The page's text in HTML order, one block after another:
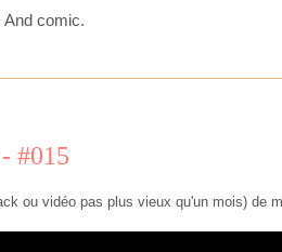
And comic.
#015
ou vidéo pas plus vieux qu'un mois) de